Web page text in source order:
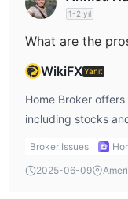
1-2 yıl
What are the
WikiFXYanıt
Home Broker
including stocks
practice account
Broker Issues
2025-06-09